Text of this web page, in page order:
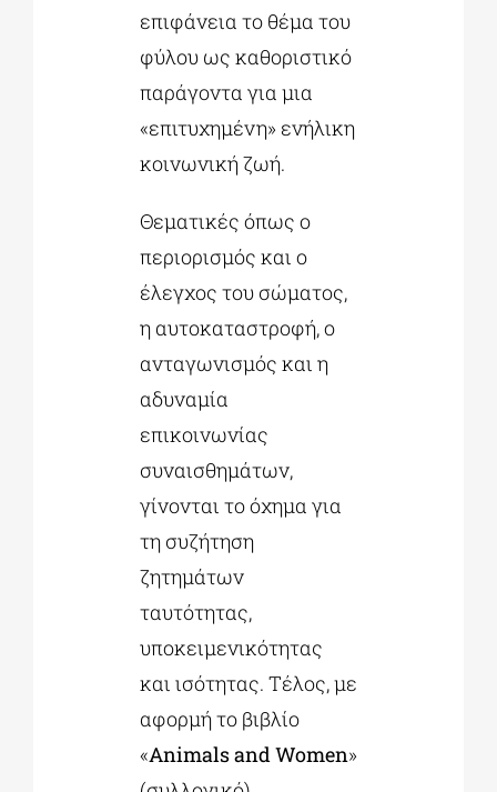
επιφάνεια το θέμα του
φύλου ως καθοριστικό
παράγοντα για μια
«επιτυχημένη» ενήλικη
κοινωνική ζωή.
Θεματικές όπως ο
περιορισμός και ο
έλεγχος του σώματος,
η αυτοκαταστροφή, ο
ανταγωνισμός και η
αδυναμία
επικοινωνίας
συναισθημάτων,
γίνονται το όχημα για
τη συζήτηση
ζητημάτων
ταυτότητας,
υποκειμενικότητας
και ισότητας. Τέλος, με
αφορμή το βιβλίο
«Animals and Women»